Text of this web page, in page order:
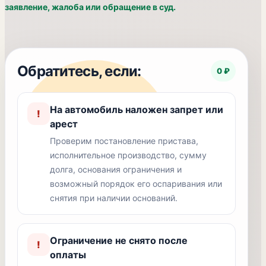
заявление, жалоба или обращение в суд.
Обратитесь, если: 0 ₽
!
На автомобиль наложен запрет или
арест
Проверим постановление пристава,
исполнительное производство, сумму
долга, основания ограничения и
возможный порядок его оспаривания или
снятия при наличии оснований.
!
Ограничение не снято после
оплаты